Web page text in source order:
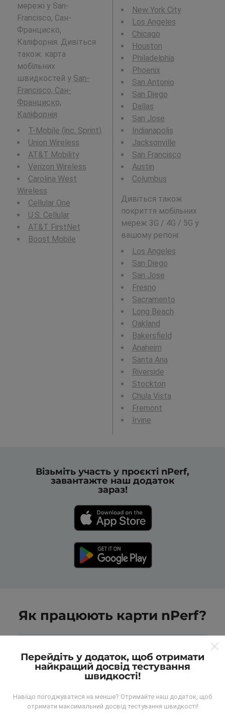
мережі у San-
Francisco, Сан-
Франциско,
Каліфорнія. Дивіться
також: карта
мобільних
швидкостей у San-
Francisco, Сан-
Франциско,
Каліфорнія
T-Mobile (inc. Sprint)
Union Wireless
AT&T Mobility
Verizon Wireless
Carolina West
Wireless
Cellular One
U.S. Cellular
AT&T FirstNet
Boost Mobile
New York City
Los Angeles
Chicago
Houston
Philadelphia
Phoenix
San Antonio
San Diego
Dallas
San Jose
Indianapolis
Jacksonville
San Francisco
Austin
Columbus
Дивіться також
покриття мобільних
мереж 3G / 4G / 5G у
вашому регіоні:
Los Angeles
San Diego
San Jose
Fresno
Sacramento
Long Beach
Oakland
Bakersfield
Anaheim
Santa Ana
Riverside
Stockton
Chula Vista
Fremont
Irvine
Візьміть участь у проєкті nPerf,
завантажте наш додаток
зараз!
Як працюють карти nPerf?
Дані збираються з тестів, проведених
Перейдіть у додаток, щоб отримати
найкращий досвід тестування
швидкості!
Навіщо погоджуватися на менше? Отримайте наш додаток, щоб
отримати максимальний досвід тестування швидкості!